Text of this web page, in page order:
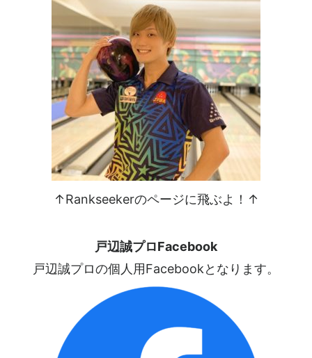
↑Rankseekerのページに飛ぶよ！↑
戸辺誠プロFacebook
戸辺誠プロの個人用Facebookとなります。